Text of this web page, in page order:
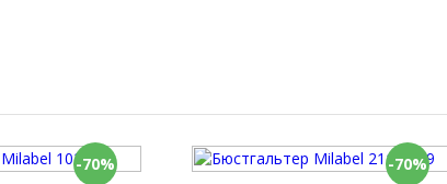
-70%
-70%